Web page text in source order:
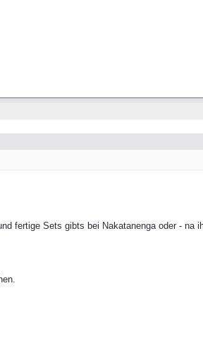
fertige Sets gibts bei Nakatanenga oder - na